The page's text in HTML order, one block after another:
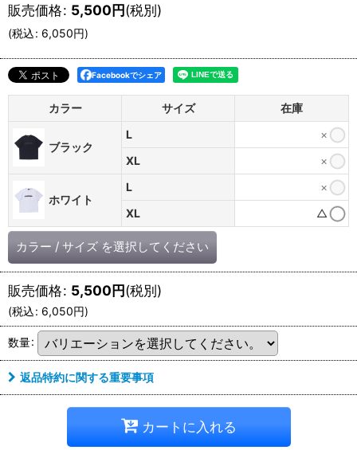
販売価格: 5,500円(税別)
(税込: 6,050円)
Facebookでシェア
カラー サイズ 在庫
ブラック
L
×
XL
×
ホワイト
L
×
XL
△
カラー / サイズ を選択してください
販売価格: 5,500円(税別)
(税込: 6,050円)
数量:
返品特約に関する重要事項
カートに入れる